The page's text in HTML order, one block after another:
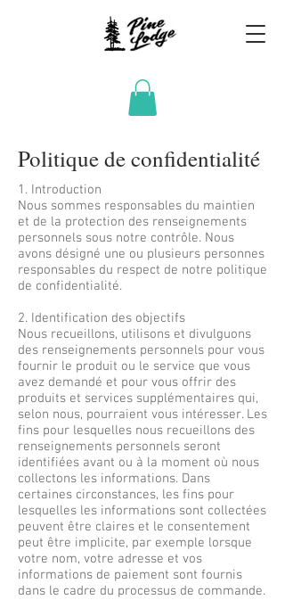
Politique de confidentialité
1. Introduction
Nous sommes responsables du maintien
et de la protection des renseignements
personnels sous notre contrôle. Nous
avons désigné une ou plusieurs personnes
responsables du respect de notre politique
de confidentialité.
2. Identification des objectifs
Nous recueillons, utilisons et divulguons
des renseignements personnels pour vous
fournir le produit ou le service que vous
avez demandé et pour vous offrir des
produits et services supplémentaires qui,
selon nous, pourraient vous intéresser. Les
fins pour lesquelles nous recueillons des
renseignements personnels seront
identifiées avant ou à la moment où nous
collectons les informations. Dans
certaines circonstances, les fins pour
lesquelles les informations sont collectées
peuvent être claires et le consentement
peut être implicite, par exemple lorsque
votre nom, votre adresse et vos
informations de paiement sont fournis
dans le cadre du processus de commande.